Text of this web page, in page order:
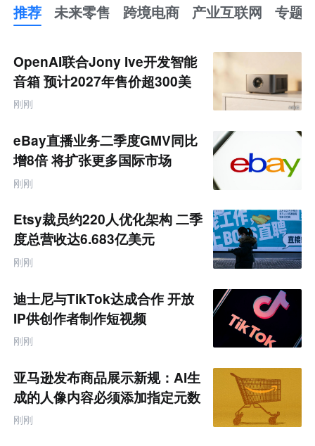
推荐 未来零售 跨境电商 产业互联网 专题
来
零
售
跨
境
产
业
互
联
网
OpenAI联合Jony Ive开发智能
音箱 预计2027年售价超300美
元
刚刚
eBay直播业务二季度GMV同比
增8倍 将扩张更多国际市场
刚刚
Etsy裁员约220人优化架构 二季
度总营收达6.683亿美元
刚刚
迪士尼与TikTok达成合作 开放
IP供创作者制作短视频
刚刚
亚马逊发布商品展示新规：AI生
成的人像内容必须添加指定元数
据
刚刚